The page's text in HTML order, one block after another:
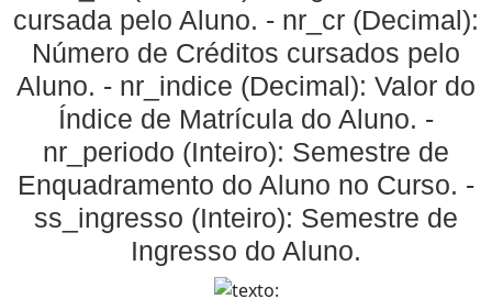
cursada pelo Aluno. - nr_cr (Decimal):
Número de Créditos cursados pelo
Aluno. - nr_indice (Decimal): Valor do
Índice de Matrícula do Aluno. -
nr_periodo (Inteiro): Semestre de
Enquadramento do Aluno no Curso. -
ss_ingresso (Inteiro): Semestre de
Ingresso do Aluno.